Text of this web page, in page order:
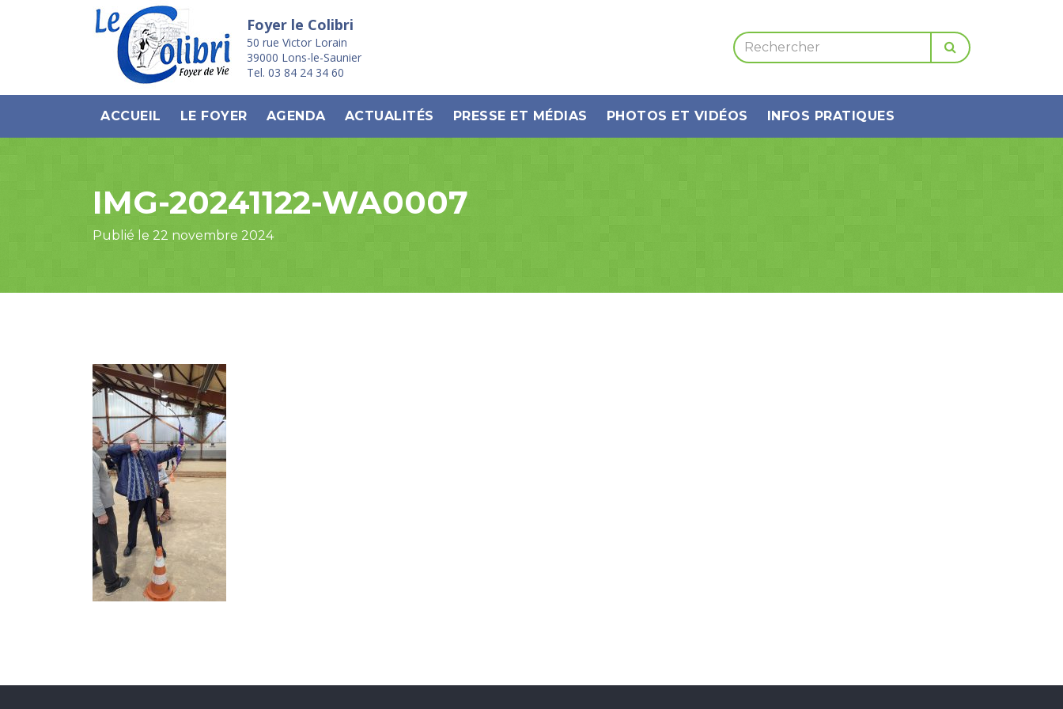
Foyer le Colibri
50 rue Victor Lorain
39000 Lons-le-Saunier
Tel. 03 84 24 34 60
ACCUEIL LE FOYER AGENDA ACTUALITÉS PRESSE ET MÉDIAS PHOTOS ET VIDÉOS INFOS PRATIQUES
IMG-20241122-WA0007
Publié le 22 novembre 2024